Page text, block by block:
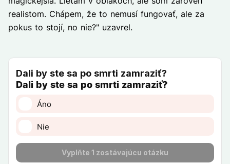
realistom. Chápem, že to nemusí fungovať, ale za
pokus to stojí, no nie?" uzavrel.